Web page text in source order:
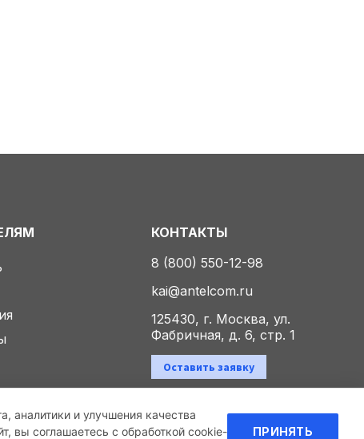
аналитики и улучшения качества
вы соглашаетесь с обработкой cookie-
ПРИНЯТЬ
КОНТАКТЫ
8 (800) 550-12-98
kai@antelcom.ru
125430, г. Москва, ул.
Фабричная, д. 6, стр. 1
Оставить заявку
Политика конфиденциальности